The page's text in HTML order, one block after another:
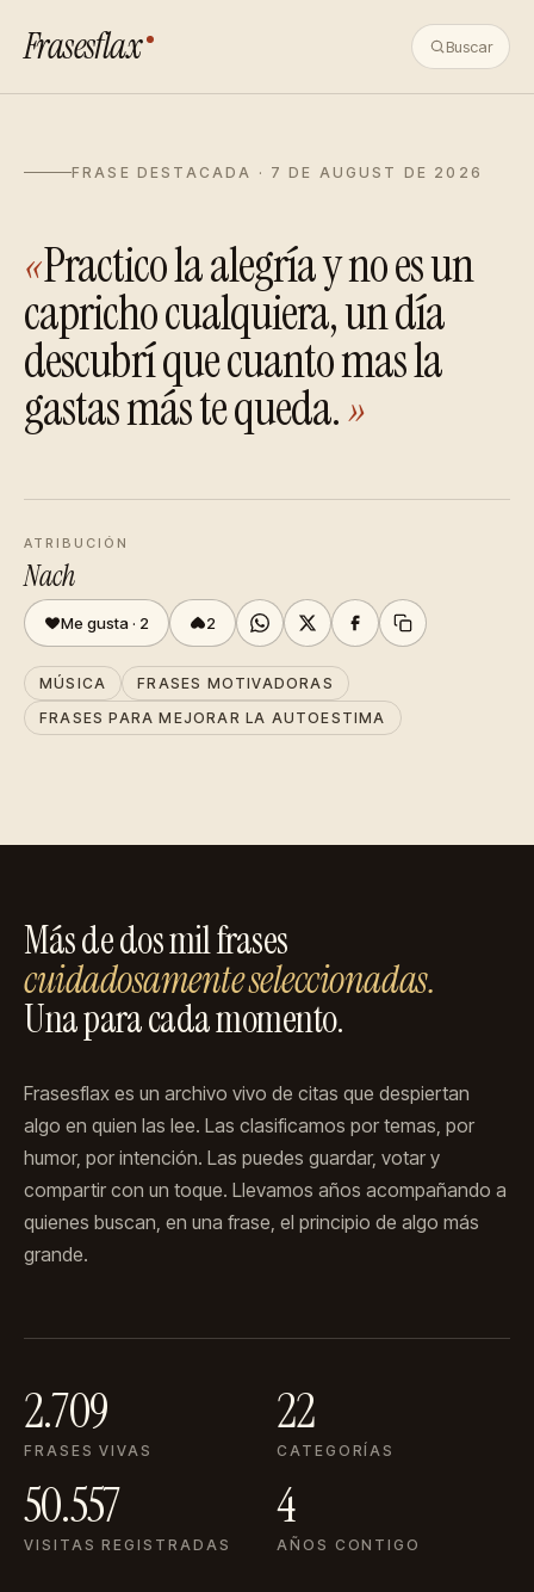
Frasesflax Buscar
FRASE DESTACADA · 7 DE AUGUST DE 2026
«Practico la alegría y no es un
capricho cualquiera, un día
descubrí que cuanto mas la
gastas más te queda.»
ATRIBUCIÓN
Nach
Me gusta · 2 2
MÚSICA
FRASES MOTIVADORAS
FRASES PARA MEJORAR LA AUTOESTIMA
Más de dos mil frases
cuidadosamente seleccionadas.
Una para cada momento.
Frasesflax es un archivo vivo de citas que despiertan
algo en quien las lee. Las clasificamos por temas, por
humor, por intención. Las puedes guardar, votar y
compartir con un toque. Llevamos años acompañando a
quienes buscan, en una frase, el principio de algo más
grande.
2.709
FRASES VIVAS
22
CATEGORÍAS
50.557
VISITAS REGISTRADAS
4
AÑOS CONTIGO